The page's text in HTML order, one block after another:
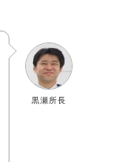
黒瀬所長